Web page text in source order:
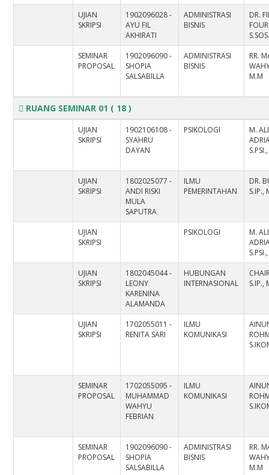
UJIAN
SKRIPSI
1902096028 -
AYU FIL
AKHIRATI
ADMINISTRASI
BISNIS
DR.
SEMINAR
PROPOSAL
1902096090 -
SHOPIA
SALSABILLA
ADMINISTRASI
BISNIS
RR.
M.M
RUANG SEMINAR 01 ( 18 )
UJIAN
SKRIPSI
1902106108 -
SYAHRU
DAYAN
PSIKOLOGI
M. ALI
UJIAN
SKRIPSI
1802025077 -
ANDI RISKI
MULA
SAPUTRA
ILMU
PEMERINTAHAN
DR.
S.IP.,
UJIAN
SKRIPSI
PSIKOLOGI
M. ALI
UJIAN
SKRIPSI
1802045044 -
LEONY
KARENINA
ALAMANDA
HUBUNGAN
INTERNASIONAL
S.IP.,
UJIAN
SKRIPSI
1702055011 -
RENITA SARI
ILMU
KOMUNIKASI
SEMINAR
PROPOSAL
1702055095 -
MUHAMMAD
WAHYU
FEBRIAN
ILMU
KOMUNIKASI
SEMINAR
PROPOSAL
1902096090 -
SHOPIA
SALSABILLA
ADMINISTRASI
BISNIS
RR.
M.M